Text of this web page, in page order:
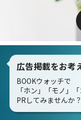
広告掲載をお考
BOOKウォッチで
「ホン」「モノ」
PRしてみませんか？